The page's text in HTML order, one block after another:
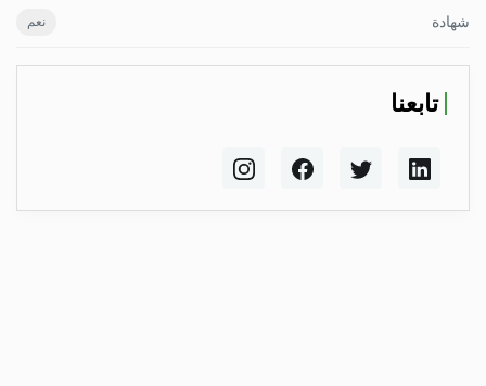
شهادة نعم
تابعنا